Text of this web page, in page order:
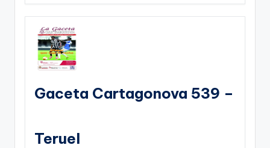
Gaceta Cartagonova 539 –
Teruel